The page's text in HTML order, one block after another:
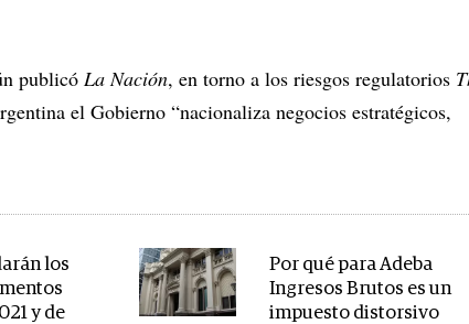
publicó La Nación, en torno a los riesgos regulatorios
el Gobierno “nacionaliza negocios estratégicos,
los
y de
Por qué para Adeba
Ingresos Brutos es un
impuesto distorsivo